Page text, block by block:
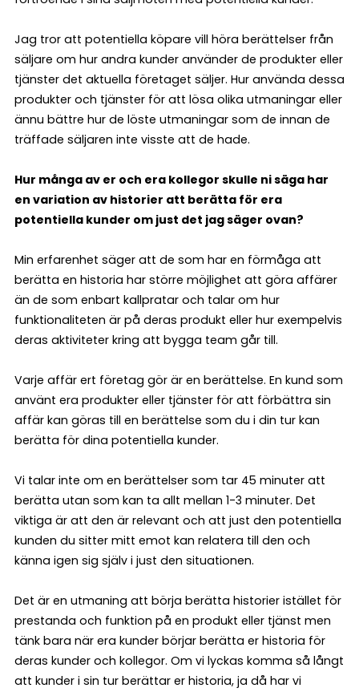
Jag tror att potentiella köpare vill höra berättelser från
säljare om hur andra kunder använder de produkter eller
tjänster det aktuella företaget säljer. Hur använda dessa
produkter och tjänster för att lösa olika utmaningar eller
ännu bättre hur de löste utmaningar som de innan de
träffade säljaren inte visste att de hade.
Hur många av er och era kollegor skulle ni säga har
en variation av historier att berätta för era
potentiella kunder om just det jag säger ovan?
Min erfarenhet säger att de som har en förmåga att
berätta en historia har större möjlighet att göra affärer
än de som enbart kallpratar och talar om hur
funktionaliteten är på deras produkt eller hur exempelvis
deras aktiviteter kring att bygga team går till.
Varje affär ert företag gör är en berättelse. En kund som
använt era produkter eller tjänster för att förbättra sin
affär kan göras till en berättelse som du i din tur kan
berätta för dina potentiella kunder.
Vi talar inte om en berättelser som tar 45 minuter att
berätta utan som kan ta allt mellan 1-3 minuter. Det
viktiga är att den är relevant och att just den potentiella
kunden du sitter mitt emot kan relatera till den och
känna igen sig själv i just den situationen.
Det är en utmaning att börja berätta historier istället för
prestanda och funktion på en produkt eller tjänst men
tänk bara när era kunder börjar berätta er historia för
deras kunder och kollegor. Om vi lyckas komma så långt
att kunder i sin tur berättar er historia, ja då har vi